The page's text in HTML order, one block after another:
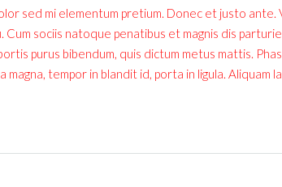
sed mi elementum pretium. Donec et justo ante.
Cum sociis natoque penatibus et magnis dis
purus bibendum, quis dictum metus mattis.
magna, tempor in blandit id, porta in ligula. Aliquam